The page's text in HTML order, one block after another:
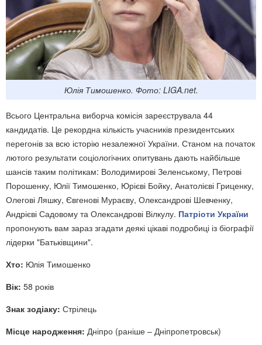
Юлія Тимошенко. Фото: LIGA.net.
Всього Центральна виборча комісія зареєструвала 44
кандидатів. Це рекордна кількість учасників президентських
перегонів за всю історію незалежної України. Станом на початок
лютого результати соціологічних опитувань дають найбільше
шансів таким політикам: Володимирові Зеленському, Петрові
Порошенку, Юлії Тимошенко, Юрієві Бойку, Анатолієві Гриценку,
Олегові Ляшку, Євгенові Мураєву, Олександрові Шевченку,
Андрієві Садовому та Олександрові Вілкулу. Патріоти України
пропонують вам зараз згадати деякі цікаві подробиці із біографії
лідерки "Батьківщини".
Хто: Юлія Тимошенко
Вік: 58 років
Знак зодіаку: Стрілець
Місце народження: Дніпро (раніше – Дніпропетровськ)